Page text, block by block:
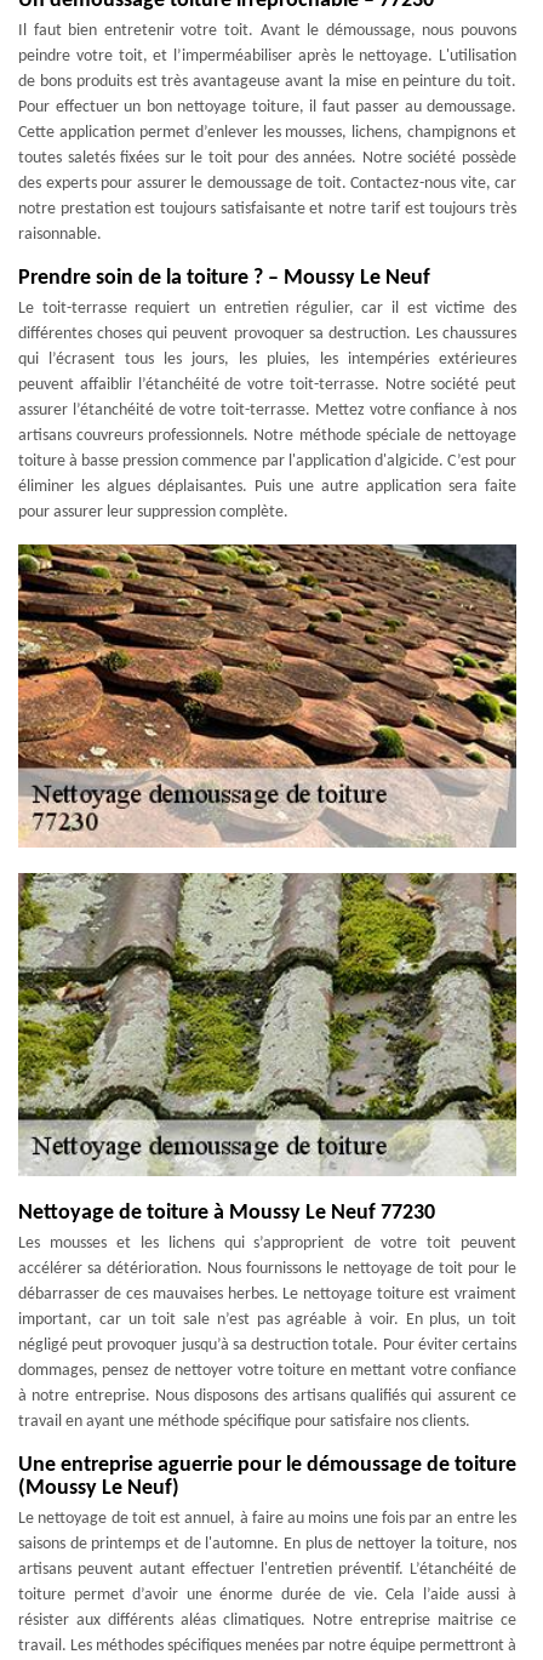
Il faut bien entretenir votre toit. Avant le démoussage, nous pouvons
peindre votre toit, et l’imperméabiliser après le nettoyage. L'utilisation
de bons produits est très avantageuse avant la mise en peinture du toit.
Pour effectuer un bon nettoyage toiture, il faut passer au demoussage.
Cette application permet d’enlever les mousses, lichens, champignons et
toutes saletés fixées sur le toit pour des années. Notre société possède
des experts pour assurer le demoussage de toit. Contactez-nous vite, car
notre prestation est toujours satisfaisante et notre tarif est toujours très
raisonnable.
Prendre soin de la toiture ? – Moussy Le Neuf
Le toit-terrasse requiert un entretien régulier, car il est victime des
différentes choses qui peuvent provoquer sa destruction. Les chaussures
qui l’écrasent tous les jours, les pluies, les intempéries extérieures
peuvent affaiblir l’étanchéité de votre toit-terrasse. Notre société peut
assurer l’étanchéité de votre toit-terrasse. Mettez votre confiance à nos
artisans couvreurs professionnels. Notre méthode spéciale de nettoyage
toiture à basse pression commence par l'application d'algicide. C’est pour
éliminer les algues déplaisantes. Puis une autre application sera faite
pour assurer leur suppression complète.
Nettoyage de toiture à Moussy Le Neuf 77230
Les mousses et les lichens qui s’approprient de votre toit peuvent
accélérer sa détérioration. Nous fournissons le nettoyage de toit pour le
débarrasser de ces mauvaises herbes. Le nettoyage toiture est vraiment
important, car un toit sale n’est pas agréable à voir. En plus, un toit
négligé peut provoquer jusqu’à sa destruction totale. Pour éviter certains
dommages, pensez de nettoyer votre toiture en mettant votre confiance
à notre entreprise. Nous disposons des artisans qualifiés qui assurent ce
travail en ayant une méthode spécifique pour satisfaire nos clients.
Une entreprise aguerrie pour le démoussage de toiture
(Moussy Le Neuf)
Le nettoyage de toit est annuel, à faire au moins une fois par an entre les
saisons de printemps et de l'automne. En plus de nettoyer la toiture, nos
artisans peuvent autant effectuer l'entretien préventif. L’étanchéité de
toiture permet d’avoir une énorme durée de vie. Cela l’aide aussi à
résister aux différents aléas climatiques. Notre entreprise maitrise ce
travail. Les méthodes spécifiques menées par notre équipe permettront à